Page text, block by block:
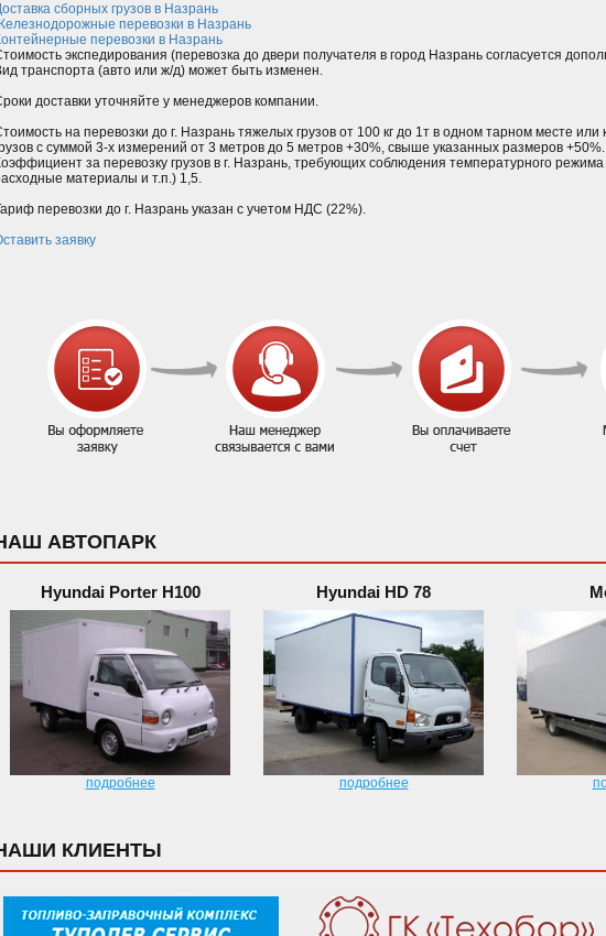
сборных грузов в Назрань
перевозки в Назрань
перевозки в Назрань
экспедирования (перевозка до двери получателя в город Назрань согласуется
транспорта (авто или ж/д) может быть изменен.
доставки уточняйте у менеджеров компании.
на перевозки до г. Назрань тяжелых грузов от 100 кг до 1т в одном тарном месте или
с суммой 3-х измерений от 3 метров до 5 метров +30%, свыше указанных размеров +50%.
за перевозку грузов в г. Назрань, требующих соблюдения температурного
материалы и т.п.) 1,5.
перевозки до г. Назрань указан с учетом НДС (22%).
заявку
АВТОПАРК
Hyundai Porter H100
подробнее
Hyundai HD 78
подробнее
КЛИЕНТЫ